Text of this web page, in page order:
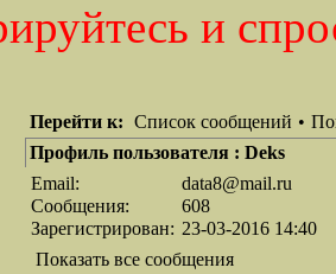
и
Перейти к: Список сообщений •
Профиль пользователя : Deks
Email:
data8@mail.ru
Сообщения:
608
Зарегистрирован: 23-03-2016 14:40
Показать все сообщения